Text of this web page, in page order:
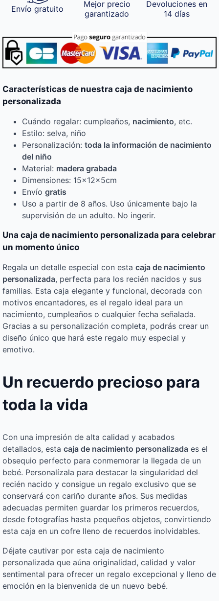
Envío gratuito
Mejor precio
garantizado
Devoluciones en
14 días
Características de nuestra caja de nacimiento
personalizada
Cuándo regalar: cumpleaños, nacimiento, etc.
Estilo: selva, niño
Personalización: toda la información de nacimiento
del niño
Material: madera grabada
Dimensiones: 15x12x5cm
Envío gratis
Uso a partir de 8 años. Uso únicamente bajo la
supervisión de un adulto. No ingerir.
Una caja de nacimiento personalizada para celebrar
un momento único
Regala un detalle especial con esta caja de nacimiento
personalizada, perfecta para los recién nacidos y sus
familias. Esta caja elegante y funcional, decorada con
motivos encantadores, es el regalo ideal para un
nacimiento, cumpleaños o cualquier fecha señalada.
Gracias a su personalización completa, podrás crear un
diseño único que hará este regalo muy especial y
emotivo.
Un recuerdo precioso para
toda la vida
Con una impresión de alta calidad y acabados
detallados, esta caja de nacimiento personalizada es el
obsequio perfecto para conmemorar la llegada de un
bebé. Personalízala para destacar la singularidad del
recién nacido y consigue un regalo exclusivo que se
conservará con cariño durante años. Sus medidas
adecuadas permiten guardar los primeros recuerdos,
desde fotografías hasta pequeños objetos, convirtiendo
esta caja en un cofre lleno de recuerdos inolvidables.
Déjate cautivar por esta caja de nacimiento
personalizada que aúna originalidad, calidad y valor
sentimental para ofrecer un regalo excepcional y lleno de
emoción en la bienvenida de un nuevo bebé.